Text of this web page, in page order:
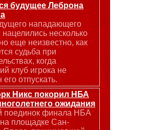
будущее Леброна
нападающего
несколько
еще неизвестно, как
судьба при
когда
клуб игрока не
отпускать.
Никс покорил НБА
ожидания
поединок финала НБА
площадке Сан-